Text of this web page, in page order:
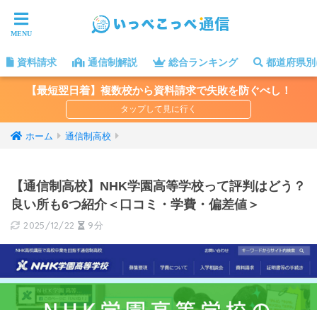
資料請求 通信制解説 総合ランキング 都道府県
【最短翌日着】複数校から資料請求で失敗を防ぐべし！
ホーム 通信制高校
【通信制高校】NHK学園高等学校って評判はどう？
良い所も6つ紹介＜口コミ・学費・偏差値＞
2025/12/22 9分